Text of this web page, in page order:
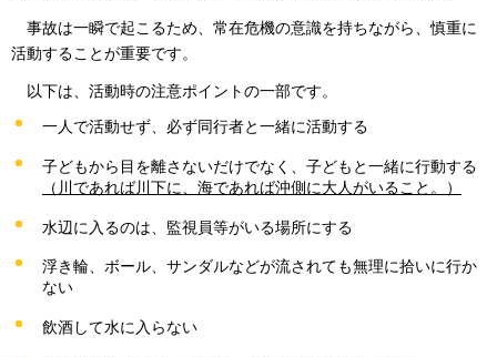
事故は一瞬で起こるため、常在危機の意識を持ちながら、慎重に
活動することが重要です。
以下は 、活動時の注意ポイントの一部です。
一人で活動せず、必ず同行者と一緒に活動する
子どもから目を離さないだけでなく、子どもと一緒に行動する
（川であれば川下に、海であれば沖側に大人がいること。）
水辺に入るのは、監視員等がいる場所にする
浮き輪、ボール、サンダルなどが流されても無理に拾いに行か
ない
飲酒して水に入らない